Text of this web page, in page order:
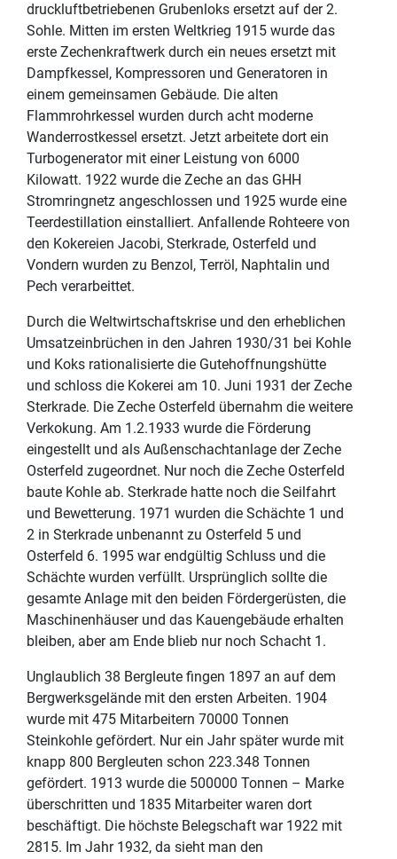
druckluftbetriebenen Grubenloks ersetzt auf der 2.
Sohle. Mitten im ersten Weltkrieg 1915 wurde das
erste Zechenkraftwerk durch ein neues ersetzt mit
Dampfkessel, Kompressoren und Generatoren in
einem gemeinsamen Gebäude. Die alten
Flammrohrkessel wurden durch acht moderne
Wanderrostkessel ersetzt. Jetzt arbeitete dort ein
Turbogenerator mit einer Leistung von 6000
Kilowatt. 1922 wurde die Zeche an das GHH
Stromringnetz angeschlossen und 1925 wurde eine
Teerdestillation einstalliert. Anfallende Rohteere von
den Kokereien Jacobi, Sterkrade, Osterfeld und
Vondern wurden zu Benzol, Terröl, Naphtalin und
Pech verarbeittet.
Durch die Weltwirtschaftskrise und den erheblichen
Umsatzeinbrüchen in den Jahren 1930/31 bei Kohle
und Koks rationalisierte die Gutehoffnungshütte
und schloss die Kokerei am 10. Juni 1931 der Zeche
Sterkrade. Die Zeche Osterfeld übernahm die weitere
Verkokung. Am 1.2.1933 wurde die Förderung
eingestellt und als Außenschachtanlage der Zeche
Osterfeld zugeordnet. Nur noch die Zeche Osterfeld
baute Kohle ab. Sterkrade hatte noch die Seilfahrt
und Bewetterung. 1971 wurden die Schächte 1 und
2 in Sterkrade unbenannt zu Osterfeld 5 und
Osterfeld 6. 1995 war endgültig Schluss und die
Schächte wurden verfüllt. Ursprünglich sollte die
gesamte Anlage mit den beiden Fördergerüsten, die
Maschinenhäuser und das Kauengebäude erhalten
bleiben, aber am Ende blieb nur noch Schacht 1.
Unglaublich 38 Bergleute fingen 1897 an auf dem
Bergwerksgelände mit den ersten Arbeiten. 1904
wurde mit 475 Mitarbeitern 70000 Tonnen
Steinkohle gefördert. Nur ein Jahr später wurde mit
knapp 800 Bergleuten schon 223.348 Tonnen
gefördert. 1913 wurde die 500000 Tonnen – Marke
überschritten und 1835 Mitarbeiter waren dort
beschäftigt. Die höchste Belegschaft war 1922 mit
2815. Im Jahr 1932, da sieht man den